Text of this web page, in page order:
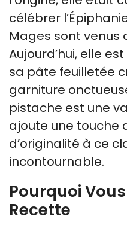
célébrer
Mages sont venus
Aujourd’hui, elle
sa pâte feuilletée
garniture
pistache est une
ajoute une touche
d’originalité à ce
incontournable.
Pourquoi
Recette